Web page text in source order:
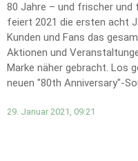
80 Jahre – und frischer und
feiert 2021 die ersten acht
Kunden und Fans das
Aktionen und
Marke näher gebracht. Los
neuen "80th Anniversary"-
29. Januar 2021, 09:21